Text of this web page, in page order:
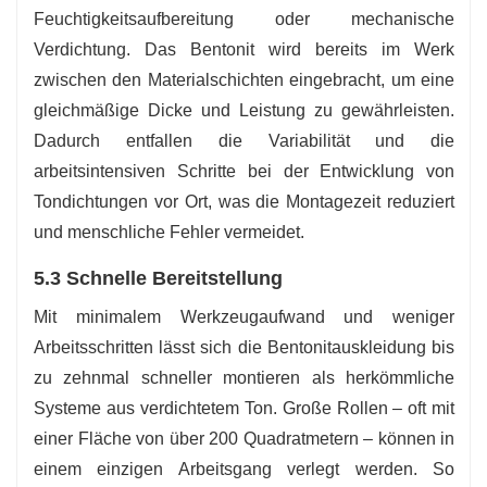
Feuchtigkeitsaufbereitung oder mechanische
Verdichtung. Das Bentonit wird bereits im Werk
zwischen den Materialschichten eingebracht, um eine
gleichmäßige Dicke und Leistung zu gewährleisten.
Dadurch entfallen die Variabilität und die
arbeitsintensiven Schritte bei der Entwicklung von
Tondichtungen vor Ort, was die Montagezeit reduziert
und menschliche Fehler vermeidet.
5.3 Schnelle Bereitstellung
Mit minimalem Werkzeugaufwand und weniger
Arbeitsschritten lässt sich die Bentonitauskleidung bis
zu zehnmal schneller montieren als herkömmliche
Systeme aus verdichtetem Ton. Große Rollen – oft mit
einer Fläche von über 200 Quadratmetern – können in
einem einzigen Arbeitsgang verlegt werden. So